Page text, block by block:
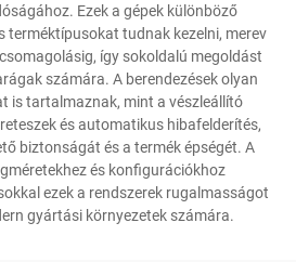
Ezek a gépek különböző
terméktípusokat tudnak kezelni, merev
így sokoldalú megoldást
számára. A berendezések olyan
is tartalmaznak, mint a vészleállító
és automatikus hibafelderítés,
biztonságát és a termék épségét. A
és konfigurációkhoz
ezek a rendszerek rugalmasságot
gyártási környezetek számára.